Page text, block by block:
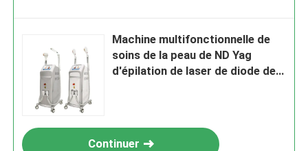
Machine multifonctionnelle de
soins de la peau de ND Yag
d'épilation de laser de diode de
Continuer